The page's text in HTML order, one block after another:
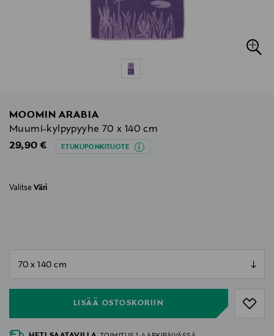
MOOMIN ARABIA
Muumi-kylpypyyhe 70 x 140 cm
Original Price
29,90 € ETUKUPONKITUOTE
Valitse Väri
LISÄÄ OSTOSKORIIN